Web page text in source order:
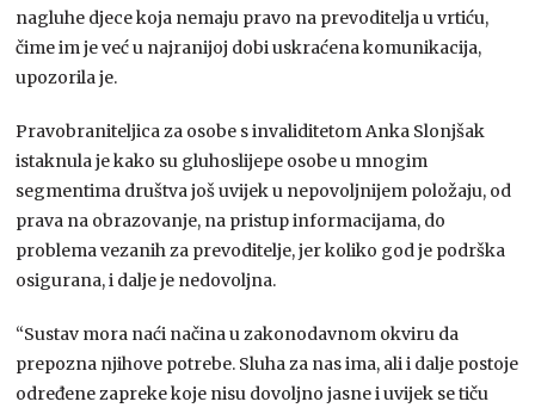
nagluhe djece koja nemaju pravo na prevoditelja u vrtiću,
čime im je već u najranijoj dobi uskraćena komunikacija,
upozorila je.
Pravobraniteljica za osobe s invaliditetom Anka Slonjšak
istaknula je kako su gluhoslijepe osobe u mnogim
segmentima društva još uvijek u nepovoljnijem položaju, od
prava na obrazovanje, na pristup informacijama, do
problema vezanih za prevoditelje, jer koliko god je podrška
osigurana, i dalje je nedovoljna.
“Sustav mora naći načina u zakonodavnom okviru da
prepozna njihove potrebe. Sluha za nas ima, ali i dalje postoje
određene zapreke koje nisu dovoljno jasne i uvijek se tiču